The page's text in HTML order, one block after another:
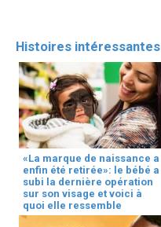
Histoires intéressantes
«La marque de naissance a
enfin été retirée»: le bébé a
subi la dernière opération
sur son visage et voici à
quoi elle ressemble